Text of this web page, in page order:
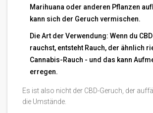
Marihuana oder anderen Pflanzen
kann sich der Geruch vermischen.
Die Art der Verwendung: Wenn du
rauchst, entsteht Rauch, der ähnlich
Cannabis-Rauch - und das kann
erregen.
Es ist also nicht der CBD-Geruch, der
die Umstände.